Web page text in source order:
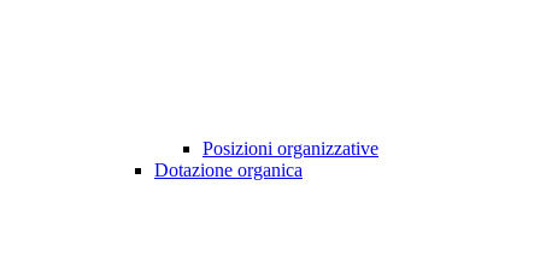
Posizioni organizzative
Dotazione organica